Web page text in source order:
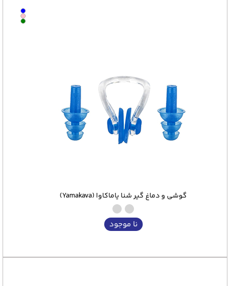
گوشی و دماغ گیر شنا یاماکاوا (Yamakava)
نا موجود